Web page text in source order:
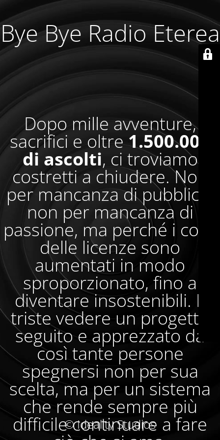
Bye Bye Radio Eterea
Dopo mille avventure,
sacrifici e oltre1.500.000
di ascolti, ci troviamo
costretti a chiudere. Non
per mancanza di pubblico,
non per mancanza di
passione, ma perché i costi
delle licenze sono
aumentati in modo
sproporzionato, fino a
diventare insostenibili. È
triste vedere un progetto
seguito e apprezzato da
così tante persone
spegnersi non per sua
scelta, ma per un sistema
che rende sempre più
difficile continuare a fare
© Ideality Studios